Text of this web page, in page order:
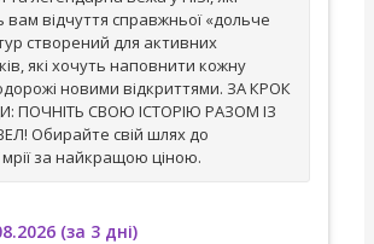
відчуття справжньої «дольче
створений для активних
які хочуть наповнити кожну
новими відкриттями. ЗА КРОК
ПОЧНІТЬ СВОЮ ІСТОРІЮ РАЗОМ ІЗ
Обирайте свій шлях до
мрії за найкращою ціною.
(за 3 дні)